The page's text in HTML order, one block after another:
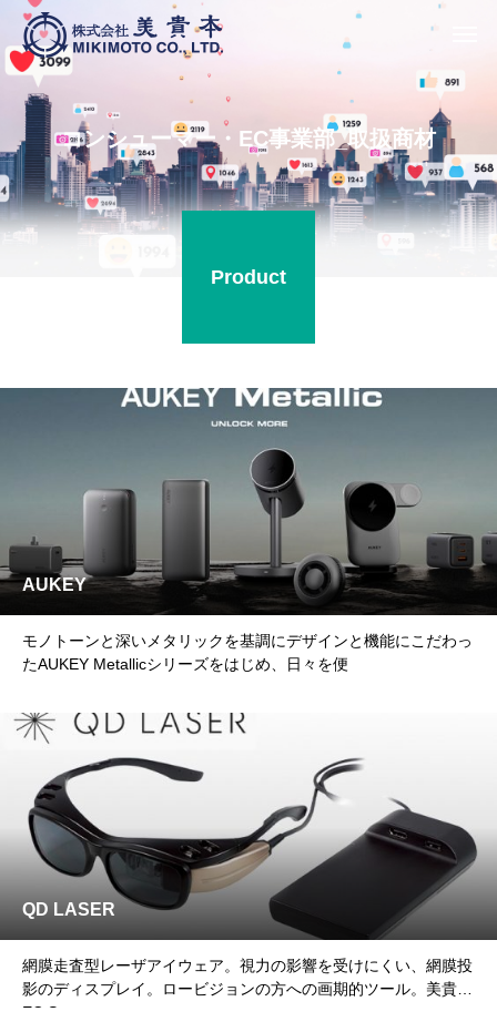
コンシューマー・EC事業部_取扱商材
Product
AUKEY
モノトーンと深いメタリックを基調にデザインと機能にこだわっ
たAUKEY Metallicシリーズをはじめ、日々を便
QD LASER
網膜走査型レーザアイウェア。視力の影響を受けにくい、網膜投
影のディスプレイ。ロービジョンの方への画期的ツール。美貴本
EC Sto